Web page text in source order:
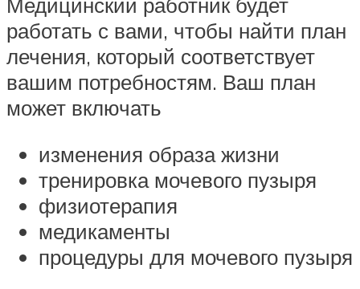
работать с вами, чтобы найти план
лечения, который соответствует
вашим потребностям. Ваш план
может включать
изменения образа жизни
тренировка мочевого пузыря
физиотерапия
медикаменты
процедуры для мочевого пузыря